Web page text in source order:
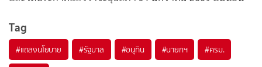
Tag
#แถลงนโยบาย #รัฐบาล #อนุทิน #นายกฯ #ครม.